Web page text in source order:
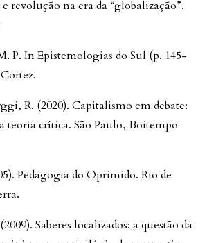
revolução na era da “globalização”.
P. In Epistemologias do Sul (p. 145-
R. (2020). Capitalismo em debate:
teoria crítica. São Paulo, Boitempo
Pedagogia do Oprimido. Rio de
Saberes localizados: a questão da